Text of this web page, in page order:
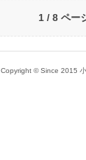
1 / 8 ペー
Copyright © Since 2015